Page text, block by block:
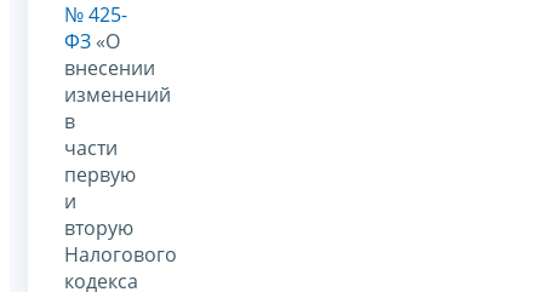
№ 425-
ФЗ «О
внесении
изменений
в
части
первую
и
вторую
Налогового
кодекса